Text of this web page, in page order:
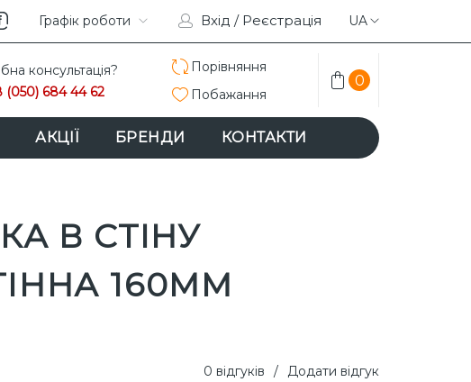
INSTAGRAMFACEBOOK
Графік роботи Вхід / Реєстрація UA
консультація?
(050) 684 44 62
Порівняння
Побажання
0
АКЦІЇ БРЕНДИ КОНТАКТИ
В СТІНУ
160MM
0 відгуків / Додати відгук